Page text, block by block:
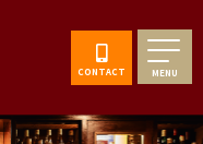
CONTACT MENU